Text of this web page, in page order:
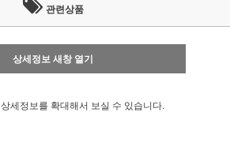
관련상품
상세정보 새창 열기
상세정보를 확대해서 보실 수 있습니다.